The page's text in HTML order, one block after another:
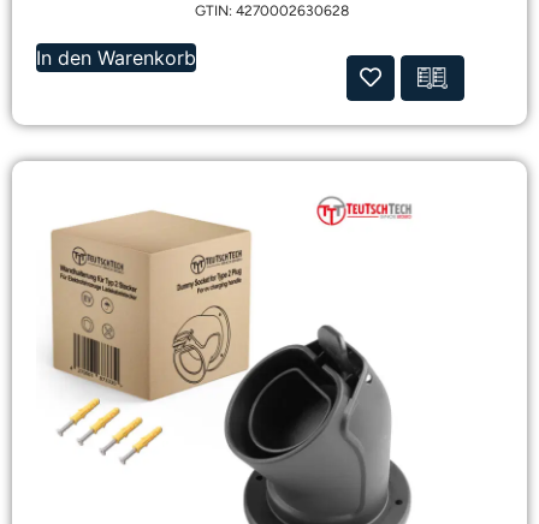
GTIN: 4270002630628
In den Warenkorb